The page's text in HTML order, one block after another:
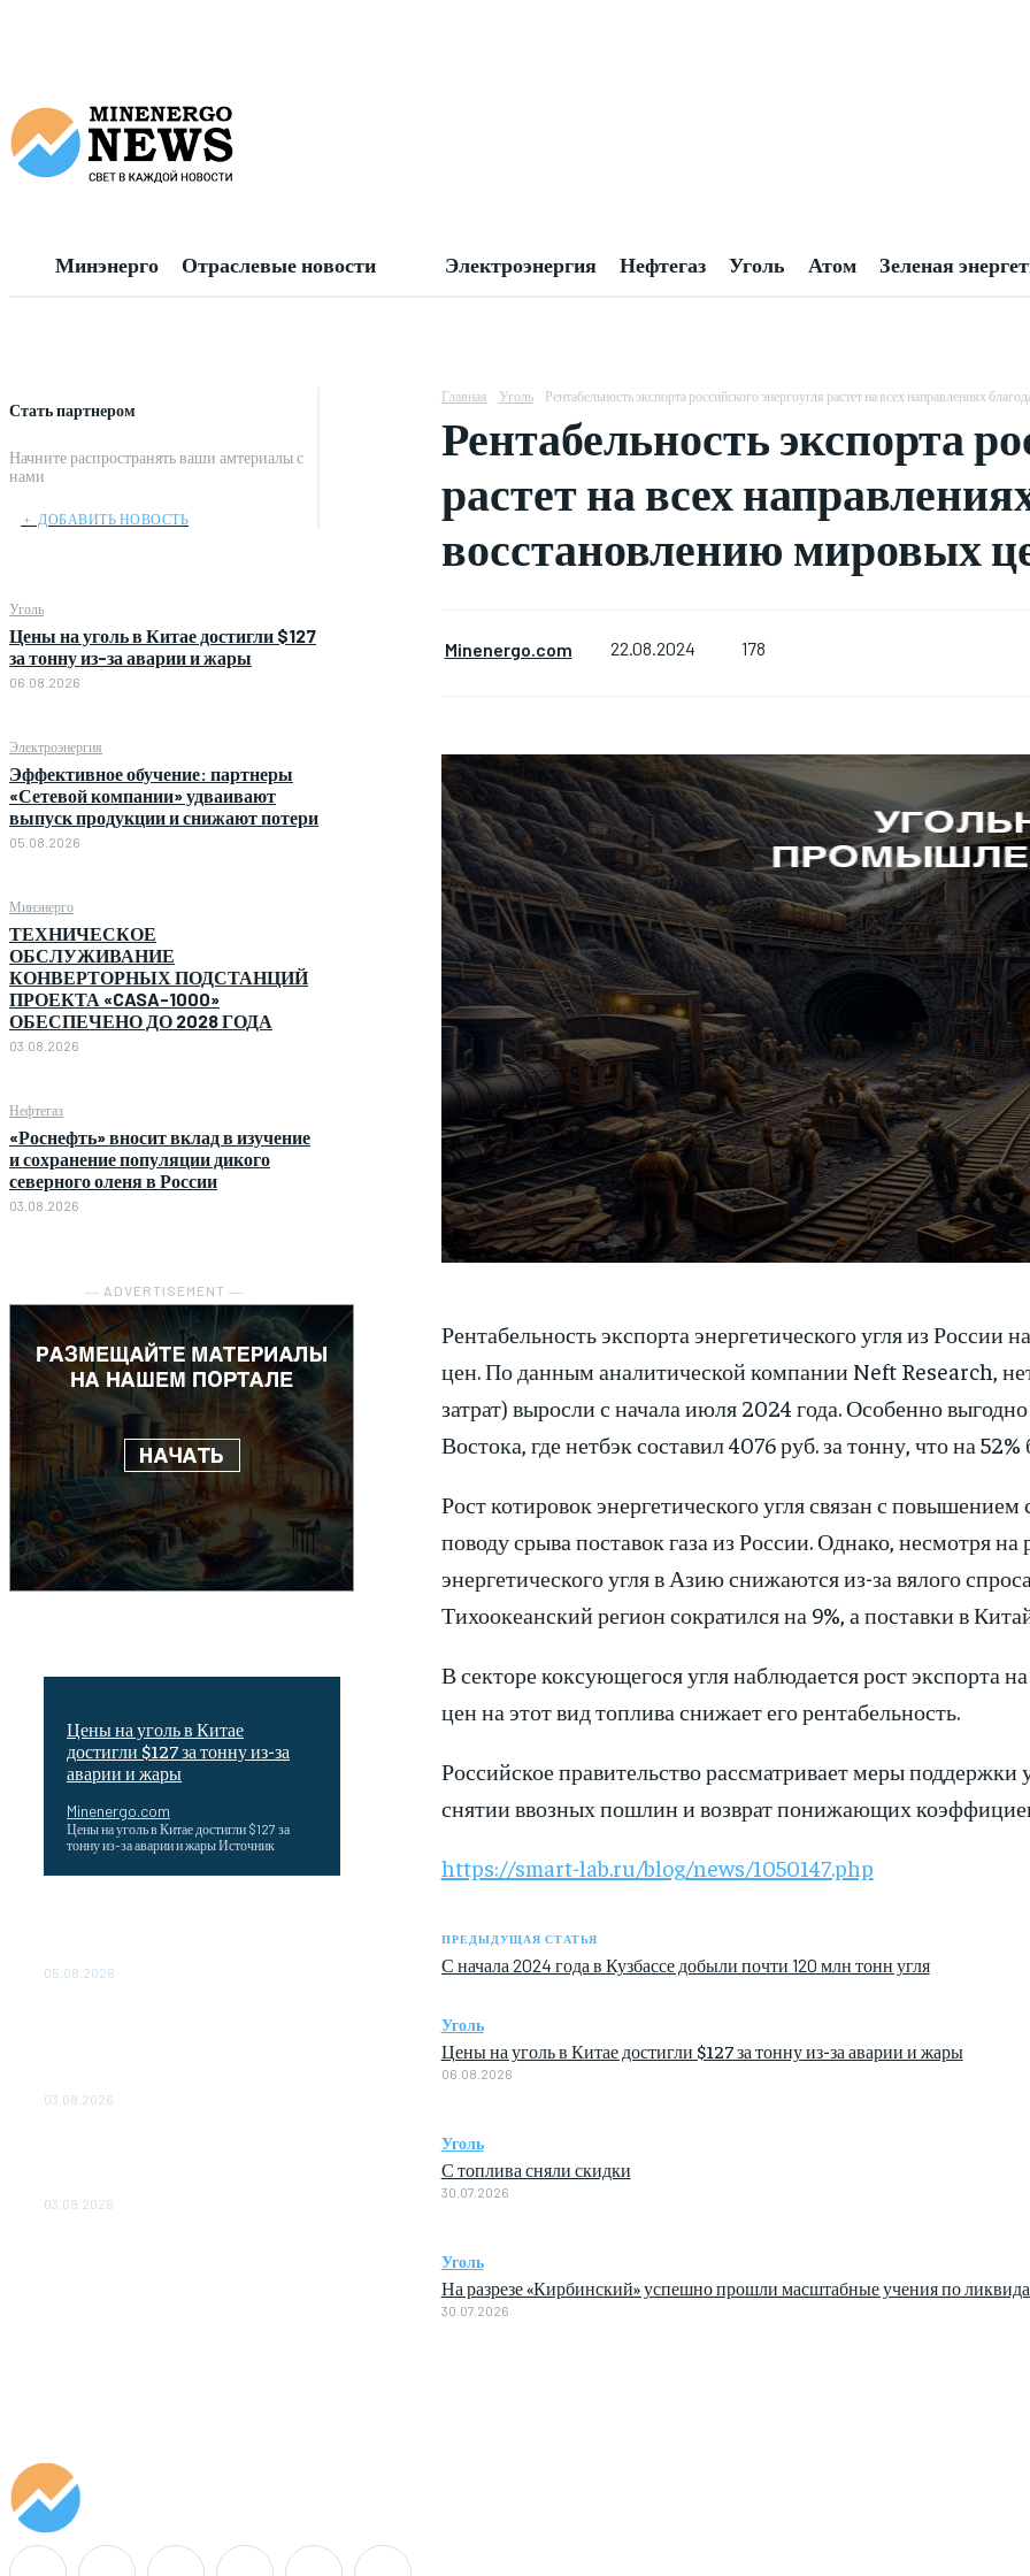
Минэнерго Отраслевые новости Электроэнергия Нефтегаз Уголь Атом Зеленая
Стать партнером
Начните распространять ваши амтериалы с
нами
﹢ ДОБАВИТЬ НОВОСТЬ
Уголь
Цены на уголь в Китае достигли $127
за тонну из-за аварии и жары
06.08.2026
Электроэнергия
Эффективное обучение: партнеры
«Сетевой компании» удваивают
выпуск продукции и снижают потери
05.08.2026
Минэнерго
ТЕХНИЧЕСКОЕ
ОБСЛУЖИВАНИЕ
КОНВЕРТОРНЫХ ПОДСТАНЦИЙ
ПРОЕКТА «CASA-1000»
ОБЕСПЕЧЕНО ДО 2028 ГОДА
03.08.2026
Нефтегаз
«Роснефть» вносит вклад в изучение
и сохранение популяции дикого
северного оленя в России
03.08.2026
― ADVERTISEMENT ―
Цены на уголь в Китае
достигли $127 за тонну из-за
аварии и жары
Minenergo.com
Цены на уголь в Китае достигли $127 за
тонну из-за аварии и жары Источник
05.08.2026
03.08.2026
03.08.2026
Главная Уголь Рентабельность экспорта российского энергоугля растет на всех направлениях
Рентабельность экспорта
растет на всех
восстановлению мировых
Minenergo.com 22.08.2024 178
Рентабельность экспорта энергетического угля из России
цен. По данным аналитической компании Neft Research,
затрат) выросли с начала июля 2024 года. Особенно
Востока, где нетбэк составил 4076 руб. за тонну, что на
Рост котировок энергетического угля связан с
поводу срыва поставок газа из России. Однако, несмотря
энергетического угля в Азию снижаются из-за вялого
Тихоокеанский регион сократился на 9%, а поставки в
В секторе коксующегося угля наблюдается рост экспорта
цен на этот вид топлива снижает его рентабельность.
Российское правительство рассматривает меры
снятии ввозных пошлин и возврат понижающих
https://smart-lab.ru/blog/news/1050147.php
ПРЕДЫДУЩАЯ СТАТЬЯ
С начала 2024 года в Кузбассе добыли почти 120 млн тонн угля
Уголь
Цены на уголь в Китае достигли $127 за тонну из-за аварии и жары
06.08.2026
Уголь
С топлива сняли скидки
30.07.2026
Уголь
На разрезе «Кирбинский» успешно прошли масштабные учения по
30.07.2026